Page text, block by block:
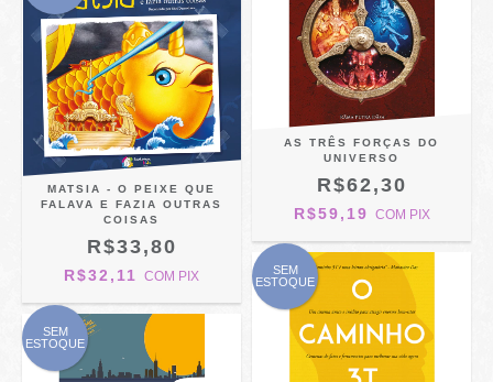
MATSIA - O PEIXE QUE
FALAVA E FAZIA OUTRAS
COISAS
R$33,80
R$32,11 COM PIX
AS TRÊS FORÇAS DO
UNIVERSO
R$62,30
R$59,19 COM PIX
SEM
ESTOQUE
SEM
ESTOQUE